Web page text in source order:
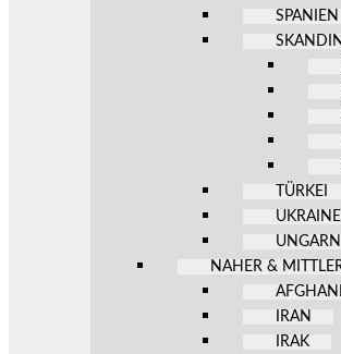
SPANIEN
TÜRKEI
UKRAINE
UNGARN
NAHER &
IRAN
IRAK